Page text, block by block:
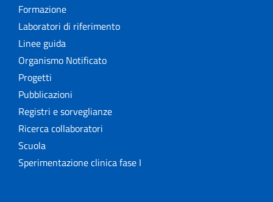
Formazione
Laboratori di riferimento
Linee guida
Organismo Notificato
Progetti
Pubblicazioni
Registri e sorveglianze
Ricerca collaboratori
Scuola
Sperimentazione clinica fase I